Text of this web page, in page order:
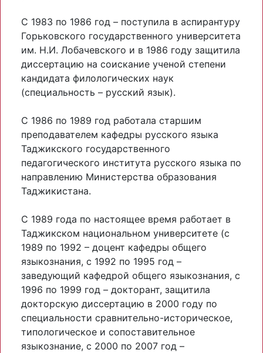
С 1983 по 1986 год – поступила в аспирантуру
Горьковского государственного университета
им. Н.И. Лобачевского и в 1986 году защитила
диссертацию на соискание ученой степени
кандидата филологических наук
(специальность – русский язык).
С 1986 по 1989 год работала старшим
преподавателем кафедры русского языка
Таджикского государственного
педагогического института русского языка по
направлению Министерства образования
Таджикистана.
С 1989 года по настоящее время работает в
Таджикском национальном университете (с
1989 по 1992 – доцент кафедры общего
языкознания, с 1992 по 1995 год –
заведующий кафедрой общего языкознания, с
1996 по 1999 год – докторант, защитила
докторскую диссертацию в 2000 году по
специальности сравнительно-историческое,
типологическое и сопоставительное
языкознание, с 2000 по 2007 год –